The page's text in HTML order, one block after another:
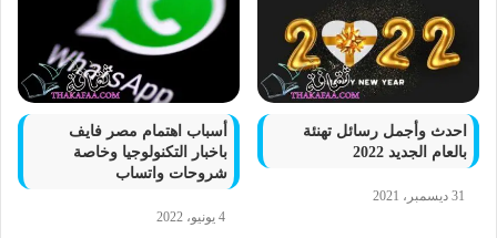
احدث وأجمل رسائل تهنئة
بالعام الجديد 2022
31 ديسمبر، 2021
أسباب اهتمام مصر فايف
باخبار التكنولوجيا وخاصة
شروحات واتساب
4 يونيو، 2022